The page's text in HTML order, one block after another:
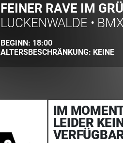
FEINER RAVE IM
LUCKENWALDE •
BEGINN: 18:00
ALTERSBESCHRÄNKUNG: KEINE
IM
LEIDER